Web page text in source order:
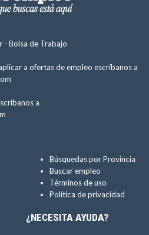
- Bolsa de Trabajo
a ofertas de empleo escríbanos a
a
Búsquedas por Provincia
Buscar empleo
Términos de uso
Política de privacidad
¿NECESITA AYUDA?